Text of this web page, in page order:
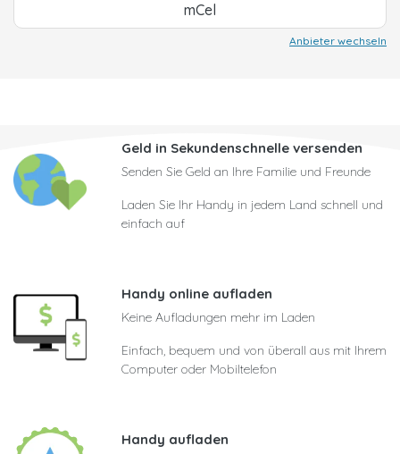
mCel
Anbieter wechseln
Geld in Sekundenschnelle versenden
Senden Sie Geld an Ihre Familie und Freunde
Laden Sie Ihr Handy in jedem Land schnell und
einfach auf
Handy online aufladen
Keine Aufladungen mehr im Laden
Einfach, bequem und von überall aus mit Ihrem
Computer oder Mobiltelefon
Handy aufladen